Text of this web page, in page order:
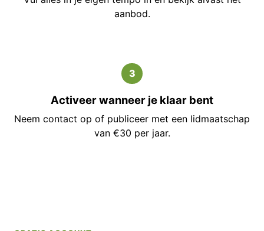
aanbod.
3
Activeer wanneer je klaar bent
Neem contact op of publiceer met een lidmaatschap
van €30 per jaar.